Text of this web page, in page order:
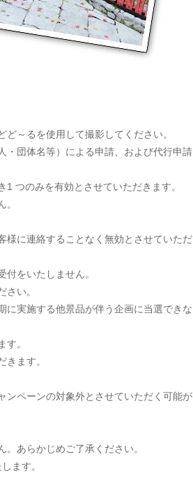
～るを使用して撮影してください。
・団体名等）による申請、および代行申請
つのみを有効とさせていただきます。
様に連絡することなく無効とさせていただ
をいたしません。
い。
に実施する他景品が伴う企画に当選できな
。
ます。
ンペーンの対象外とさせていただく可能が
あらかじめご了承ください。
ます。